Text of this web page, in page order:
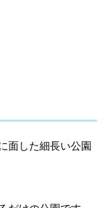
面した細長い公園